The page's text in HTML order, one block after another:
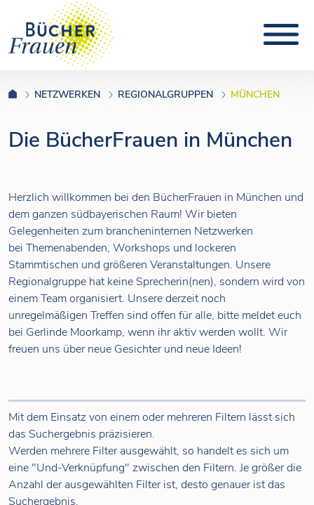
NETZWERKEN REGIONALGRUPPEN MÜNCHEN
Die BücherFrauen in München
Herzlich willkommen bei den BücherFrauen in München und
dem ganzen südbayerischen Raum! Wir bieten
Gelegenheiten zum brancheninternen Netzwerken
bei Themenabenden, Workshops und lockeren
Stammtischen und größeren Veranstaltungen. Unsere
Regionalgruppe hat keine Sprecherin(nen), sondern wird von
einem Team organisiert. Unsere derzeit noch
unregelmäßigen Treffen sind offen für alle, bitte meldet euch
bei Gerlinde Moorkamp, wenn ihr aktiv werden wollt. Wir
freuen uns über neue Gesichter und neue Ideen!
Mit dem Einsatz von einem oder mehreren Filtern lässt sich
das Suchergebnis präzisieren.
Werden mehrere Filter ausgewählt, so handelt es sich um
eine "Und-Verknüpfung" zwischen den Filtern. Je größer die
Anzahl der ausgewählten Filter ist, desto genauer ist das
Suchergebnis.